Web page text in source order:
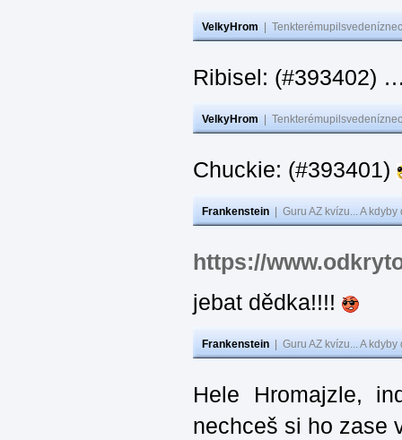
VelkyHrom
Ribisel: (#393402)
VelkyHrom
Chuckie: (#393401)
Frankenstein Guru AZ kvízu... A
https://
jebat dědka!!!!
Frankenstein Guru AZ kvízu... A
Hele Hromajzle,
nechceš si ho zase